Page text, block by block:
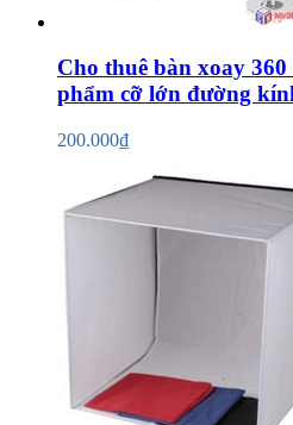
Cho thuê bàn xoay
phẩm cỡ lớn đường
200.000₫